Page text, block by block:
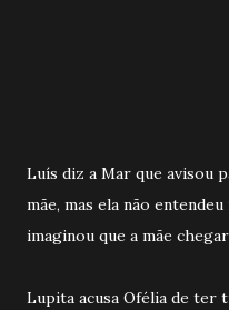
Luís diz a Mar que avisou
mãe, mas ela não
imaginou que a mãe
Lupita acusa Ofélia de ter